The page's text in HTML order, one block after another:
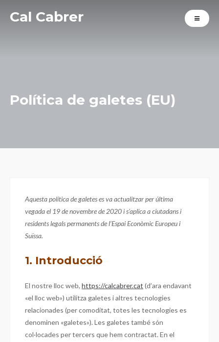
Cal Cabrer
Política de galetes (EU)
Aquesta política de galetes es va actualitzar per última
vegada el 19 de novembre de 2020 i s’aplica a ciutadans i
residents legals permanents de l’Espai Econòmic Europeu i
Suïssa.
1. Introducció
El nostre lloc web, https://calcabrer.cat (d’ara endavant
«el lloc web») utilitza galetes i altres tecnologies
relacionades (per comoditat, totes les tecnologies es
denominen «galetes»). Les galetes també són
col·locades per tercers que hem contractat. En el